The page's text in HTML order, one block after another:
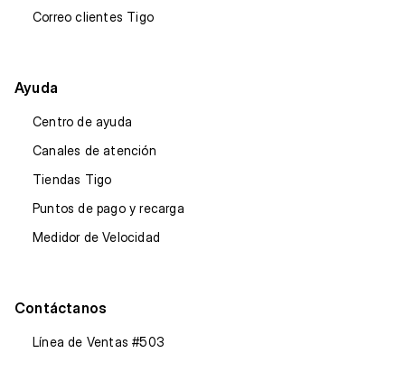
Correo clientes Tigo
Ayuda
Centro de ayuda
Canales de atención
Tiendas Tigo
Puntos de pago y recarga
Medidor de Velocidad
Contáctanos
Línea de Ventas #503